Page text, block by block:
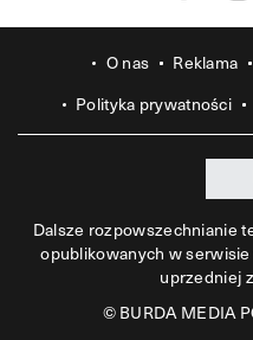
O nas Reklama
Polityka prywatności
Dalsze rozpowszechnianie
opublikowanych w serwisie
uprzedniej
©BURDA MEDIA